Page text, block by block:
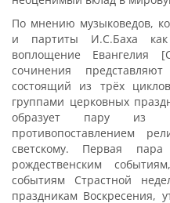
По мнению музыковедов,
и партиты И.С.Баха как
воплощение Евангелия
сочинения
состоящий из трёх
группами церковных
образует пару
противопоставлением
светскому. Первая
рождественским
событиям Страстной
праздникам Воскресения,